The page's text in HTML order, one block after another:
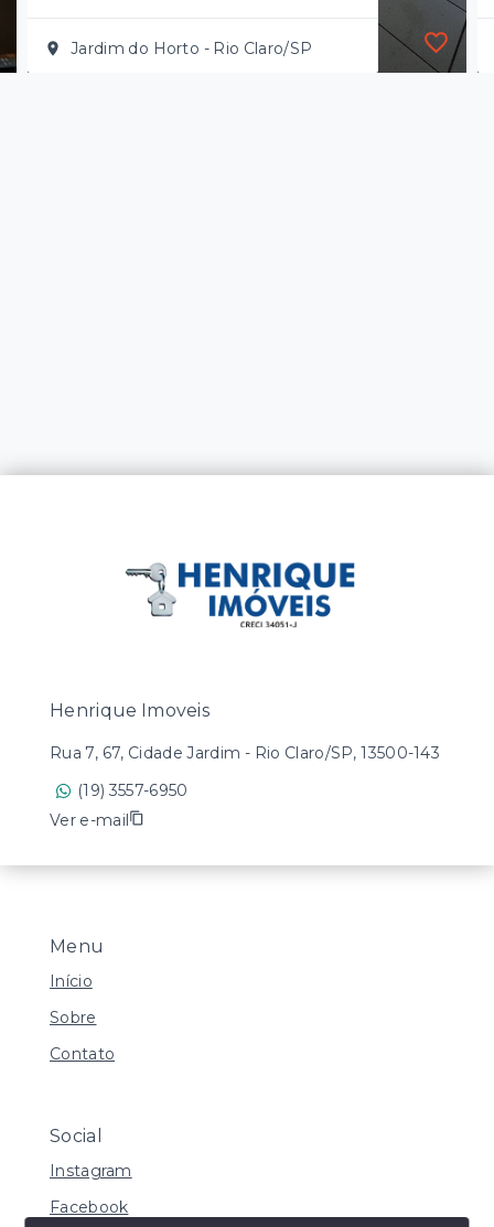
Jardim do Horto - Rio Claro/SP
Menu
Início
Sobre
Contato
Social
Instagram
Facebook
Henrique Imoveis
Rua 7, 67, Cidade Jardim - Rio Claro/SP, 13500-143
(19) 3557-6950
Ver e-mail